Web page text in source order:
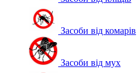
Засоби від комарів
Засоби від мух